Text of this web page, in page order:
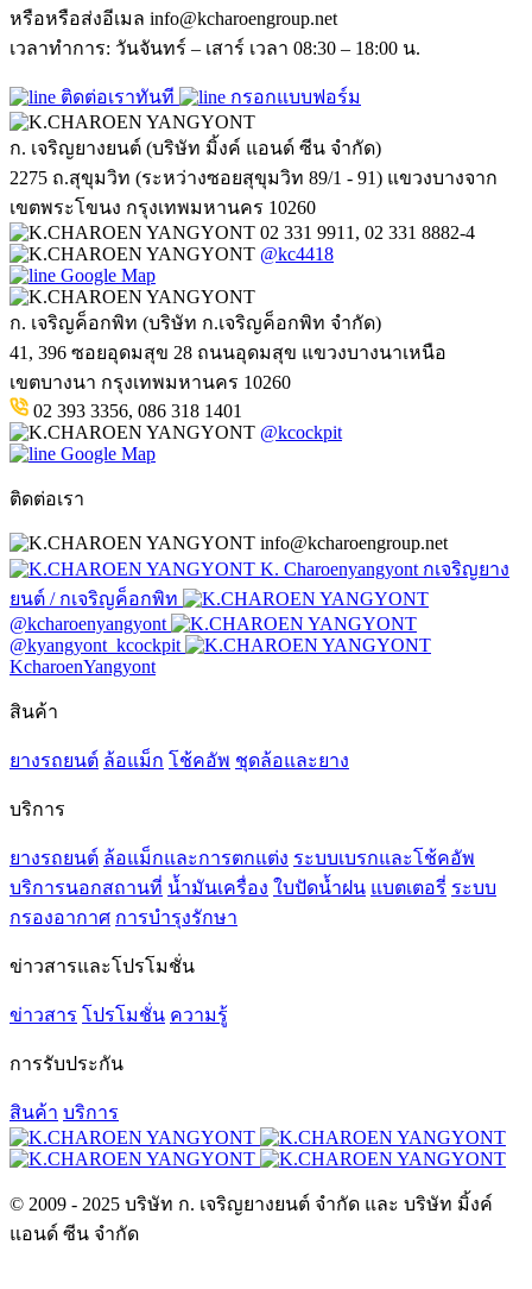
หรือหรือส่งอีเมล info@kcharoengroup.net
เวลาทำการ: วันจันทร์ – เสาร์ เวลา 08:30 – 18:00 น.
ติดต่อเราทันที กรอกแบบฟอร์ม
ก. เจริญยางยนต์ (บริษัท มิ้งค์ แอนด์ ซีน จำกัด)
2275 ถ.สุขุมวิท (ระหว่างซอยสุขุมวิท 89/1 - 91) แขวงบางจาก
เขตพระโขนง กรุงเทพมหานคร 10260
02 331 9911, 02 331 8882-4
@kc4418
Google Map
ก. เจริญค็อกพิท (บริษัท ก.เจริญค็อกพิท จำกัด)
41, 396 ซอยอุดมสุข 28 ถนนอุดมสุข แขวงบางนาเหนือ
เขตบางนา กรุงเทพมหานคร 10260
02 393 3356, 086 318 1401
@kcockpit
Google Map
ติดต่อเรา
info@kcharoengroup.net
K. Charoenyangyont กเจริญยาง
ยนต์ / กเจริญค็อกพิท
@kcharoenyangyont
@kyangyont_kcockpit
KcharoenYangyont
สินค้า
ยางรถยนต์ ล้อแม็ก โช้คอัพ ชุดล้อและยาง
บริการ
ยางรถยนต์ ล้อแม็กและการตกแต่ง ระบบเบรกและโช้คอัพ
บริการนอกสถานที่ น้ำมันเครื่อง ใบปัดน้ำฝน แบตเตอรี่ ระบบ
กรองอากาศ การบำรุงรักษา
ข่าวสารและโปรโมชั่น
ข่าวสาร โปรโมชั่น ความรู้
การรับประกัน
สินค้า บริการ
© 2009 - 2025 บริษัท ก. เจริญยางยนต์ จำกัด และ บริษัท มิ้งค์
แอนด์ ซีน จำกัด